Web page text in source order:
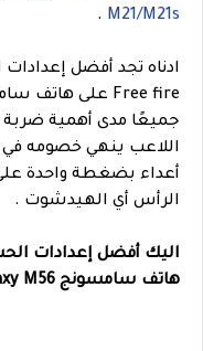
M21/M21s
.
ادناه تجد أفضل
جميعًا مدى أهمية ضربة
أعداء بضغطة واحدة
الرأس أي الهيدشوت .
اليك أفضل إعدادات
هاتف سامسونج Samsung Galaxy M56: